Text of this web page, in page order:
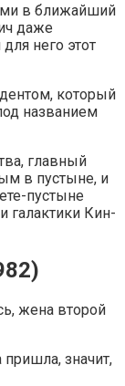
в ближайший
даже
него этот
который
названием
главный
в пустыне, и
пустыне
галактики Кин-
жена второй
значит,